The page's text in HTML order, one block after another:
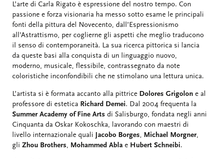
L’arte di Carla Rigato è espressione del nostro tempo. Con
passione e forza visionaria ha messo sotto esame le principali
fonti della pittura del Novecento, dall’Espressionismo
all’Astrattismo, per coglierne gli aspetti che meglio traducono
il senso di contemporaneità. La sua ricerca pittorica si lancia
da queste basi alla conquista di un linguaggio nuovo,
moderno, musicale, flessibile, contrassegnato da note
coloristiche inconfondibili che ne stimolano una lettura unica.
L’artista si è formata accanto alla pittrice Dolores Grigolon e al
professore di estetica Richard Demei. Dal 2004 frequenta la
Summer Academy of Fine Arts di Salisburgo, fondata negli anni
Cinquanta da Oskar Kokoschka, lavorando con maestri di
livello internazionale quali
Jacobo Borges, Michael Morgner,
gli Zhou Brothers, Mohammed Abla e Hubert Schneibi.